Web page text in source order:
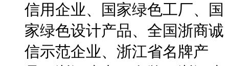
信用企业、国家绿色工厂、国
家绿色设计产品、全国浙商诚
信示范企业、浙江省名牌产